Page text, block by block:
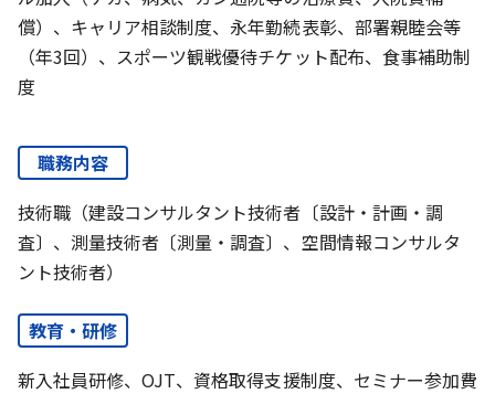
償）、キャリア相談制度、永年勤続表彰、部署親睦会等
（年3回）、スポーツ観戦優待チケット配布、食事補助制
度
職務内容
技術職（建設コンサルタント技術者〔設計・計画・調
査〕、測量技術者〔測量・調査〕、空間情報コンサルタ
ント技術者）
教育・研修
新入社員研修、OJT、資格取得支援制度、セミナー参加費